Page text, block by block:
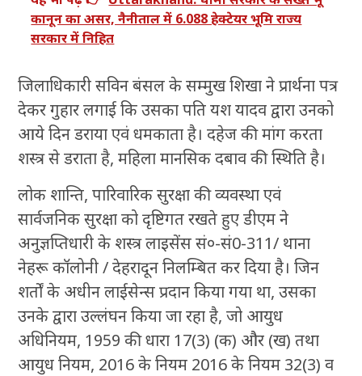
कानून का असर, नैनीताल में 6.088 हेक्टेयर भूमि राज्य
सरकार में निहित
जिलाधिकारी सविन बंसल के सम्मुख शिखा ने प्रार्थना पत्र
देकर गुहार लगाई कि उसका पति यश यादव द्वारा उनको
आये दिन डराया एवं धमकाता है। दहेज की मांग करता
शस्त्र से डराता है, महिला मानसिक दबाव की स्थिति है।
लोक शान्ति, पारिवारिक सुरक्षा की व्यवस्था एवं
सार्वजनिक सुरक्षा को दृष्टिगत रखते हुए डीएम ने
अनुज्ञप्तिधारी के शस्त्र लाइसेंस सं०-सं0-311/ थाना
नेहरू कॉलोनी / देहरादून निलम्बित कर दिया है। जिन
शर्तों के अधीन लाईसेन्स प्रदान किया गया था, उसका
उनके द्वारा उल्लंघन किया जा रहा है, जो आयुध
अधिनियम, 1959 की धारा 17(3) (क) और (ख) तथा
आयुध नियम, 2016 के नियम 2016 के नियम 32(3) व